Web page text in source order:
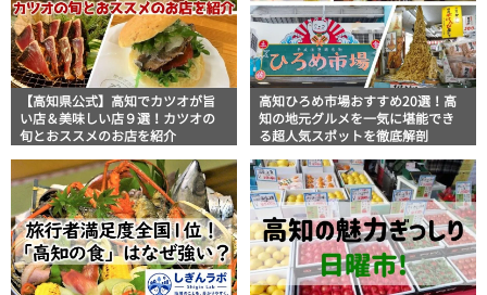
【高知県公式】高知でカツオが旨
い店＆美味しい店９選！カツオの
旬とおススメのお店を紹介
高知ひろめ市場おすすめ20選！高
知の地元グルメを一気に堪能でき
る超人気スポットを徹底解剖